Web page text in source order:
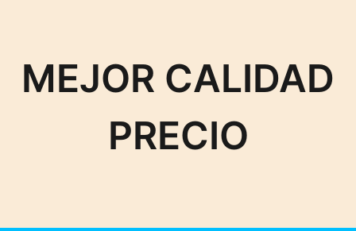
MEJOR CALIDAD
PRECIO